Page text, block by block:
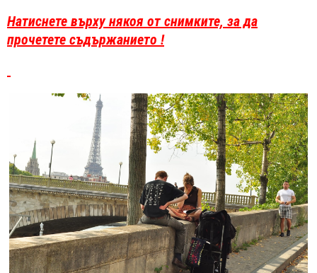
Натиснете върху някоя от снимките, за да
прочетете съдържанието !